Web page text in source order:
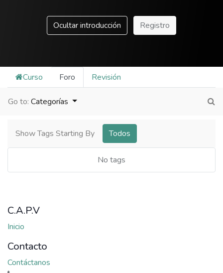
Ocultar introducción Registro
Curso Foro Revisión
Go to: Categorías
Show Tags Starting By Todos
No tags
C.A.P.V
Inicio
Contacto
Contáctanos